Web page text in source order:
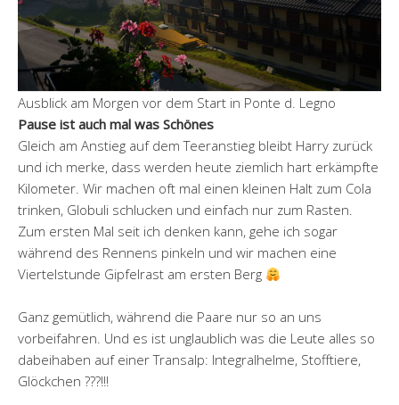
Ausblick am Morgen vor dem Start in Ponte d. Legno
Pause ist auch mal was Schönes
Gleich am Anstieg auf dem Teeranstieg bleibt Harry zurück
und ich merke, dass werden heute ziemlich hart erkämpfte
Kilometer. Wir machen oft mal einen kleinen Halt zum Cola
trinken, Globuli schlucken und einfach nur zum Rasten.
Zum ersten Mal seit ich denken kann, gehe ich sogar
während des Rennens pinkeln und wir machen eine
Viertelstunde Gipfelrast am ersten Berg
Ganz gemütlich, während die Paare nur so an uns
vorbeifahren. Und es ist unglaublich was die Leute alles so
dabeihaben auf einer Transalp: Integralhelme, Stofftiere,
Glöckchen ???!!!